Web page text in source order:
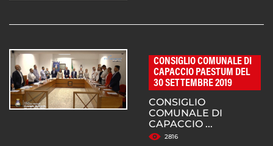
CONSIGLIO COMUNALE DI
CAPACCIO PAESTUM DEL
30 SETTEMBRE 2019
CONSIGLIO
COMUNALE DI
CAPACCIO ...
2816